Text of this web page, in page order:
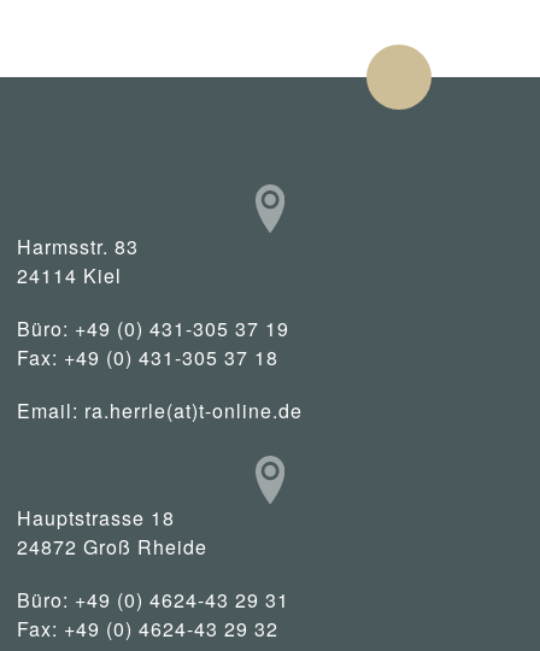
Harmsstr. 83
24114 Kiel
Büro: +49 (0) 431-305 37 19
Fax: +49 (0) 431-305 37 18
Email: ra.herrle(at)t-online.de
Hauptstrasse 18
24872 Groß Rheide
Büro: +49 (0) 4624-43 29 31
Fax: +49 (0) 4624-43 29 32